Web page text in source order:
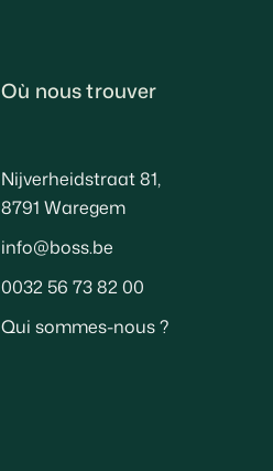
Où nous trouver
Nijverheidstraat 81,
8791 Waregem
info@boss.be
0032 56 73 82 00
Qui sommes-nous ?